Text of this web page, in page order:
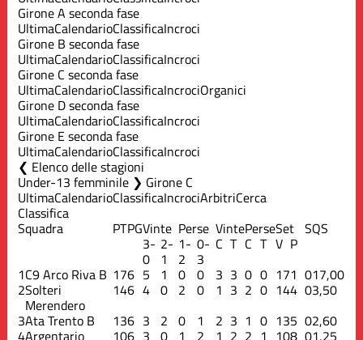
Girone A seconda fase
UltimaCalendarioClassificaIncroci
Girone B seconda fase
UltimaCalendarioClassificaIncroci
Girone C seconda fase
UltimaCalendarioClassificaIncrociOrganici
Girone D seconda fase
UltimaCalendarioClassificaIncroci
Girone E seconda fase
UltimaCalendarioClassificaIncroci
Elenco delle stagioni
Under-13 femminile ❯ Girone C
UltimaCalendarioClassificaIncrociArbitriCerca
Classifica
Squadra PTPGVinte Perse VintePerseSet SQS
3-
0
2-
1
1-
2
0-
3
C T C T V P
1C9 Arco Riva B 176 5 1 0 0 3 3 0 0 171 017,00
2Solteri
Merendero
146 4 0 2 0 1 3 2 0 144 03,50
3Ata Trento B 136 3 2 0 1 2 3 1 0 135 02,60
4Argentario 106 3 0 1 2 1 2 2 1 108 01,25